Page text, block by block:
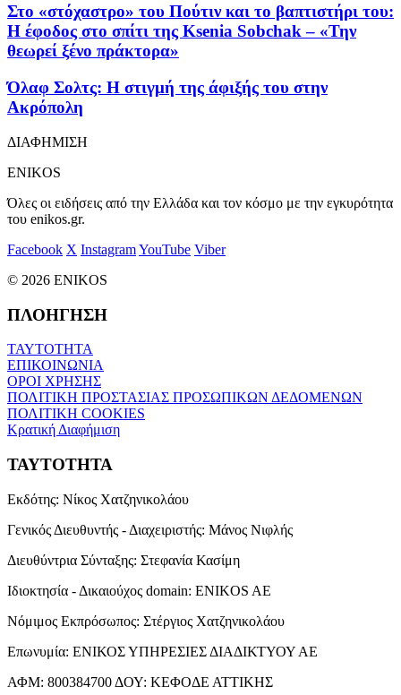
Στο «στόχαστρο» του Πούτιν και το βαπτιστήρι του:
Η έφοδος στο σπίτι της Ksenia Sobchak – «Την
θεωρεί ξένο πράκτορα»
Όλαφ Σολτς: Η στιγμή της άφιξής του στην
Ακρόπολη
ΔΙΑΦΗΜΙΣΗ
ENIKOS
Όλες οι ειδήσεις από την Ελλάδα και τον κόσμο με την εγκυρότητα
του enikos.gr.
Facebook X InstagramYouTube Viber
© 2026 ENIKOS
ΠΛΟΗΓΗΣΗ
ΤΑΥΤΟΤΗΤΑ
ΕΠΙΚΟΙΝΩΝΙΑ
ΟΡΟΙ ΧΡΗΣΗΣ
ΠΟΛΙΤΙΚΗ ΠΡΟΣΤΑΣΙΑΣ ΠΡΟΣΩΠΙΚΩΝ ΔΕΔΟΜΕΝΩΝ
ΠΟΛΙΤΙΚΗ COOKIES
Κρατική Διαφήμιση
ΤΑΥΤΟΤΗΤΑ
Εκδότης: Νίκος Χατζηνικολάου
Γενικός Διευθυντής - Διαχειριστής: Μάνος Νιφλής
Διευθύντρια Σύνταξης: Στεφανία Κασίμη
Ιδιοκτησία - Δικαιούχος domain: ENIKOS AE
Νόμιμος Εκπρόσωπος: Στέργιος Χατζηνικολάου
Επωνυμία: ΕΝΙΚΟΣ ΥΠΗΡΕΣΙΕΣ ΔΙΑΔΙΚΤΥΟΥ ΑΕ
ΑΦΜ: 800384700 ΔΟΥ: ΚΕΦΟΔΕ ΑΤΤΙΚΗΣ